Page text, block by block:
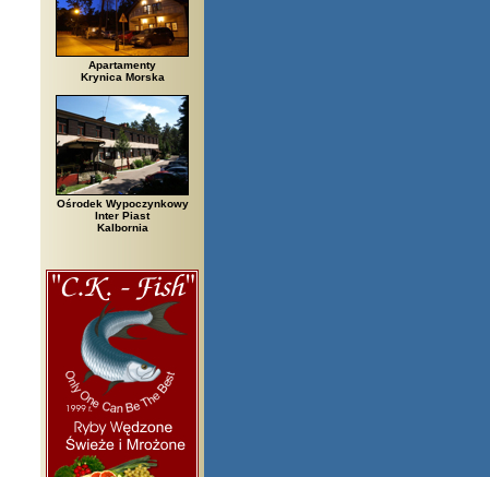
Bielsko Biała, Biały Bór, Biały Dunajec, Białystok,
Apartamenty
Krynica Morska
Ośrodek Wypoczynkowy
Inter Piast
Kalbornia